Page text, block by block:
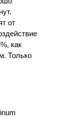
от
как
Только